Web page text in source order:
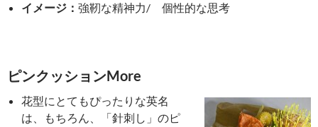
イメージ： 強靭な精神力/ 個性的な思考
ピンクッションMore
花型にとてもぴったりな英名
は、もちろん、「針刺し」のピ